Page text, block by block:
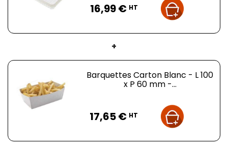
16,99 € HT
+
Barquettes Carton Blanc - L 100
x P 60 mm -...
17,65 € HT